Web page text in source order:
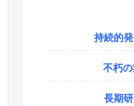
持続的
不朽
長期